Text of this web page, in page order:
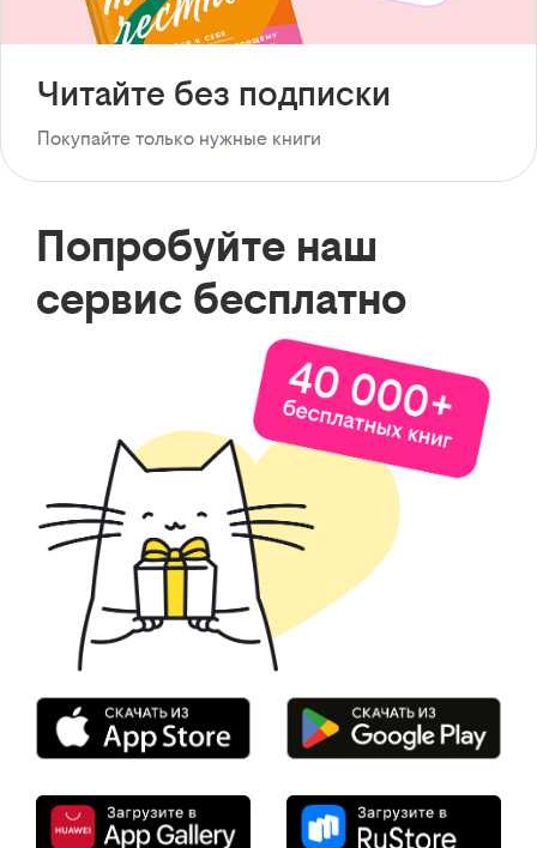
Читайте без подписки
Покупайте только нужные книги
Попробуйте наш
сервис бесплатно